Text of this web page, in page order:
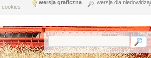
cookies
wersja graficzna wersja dla